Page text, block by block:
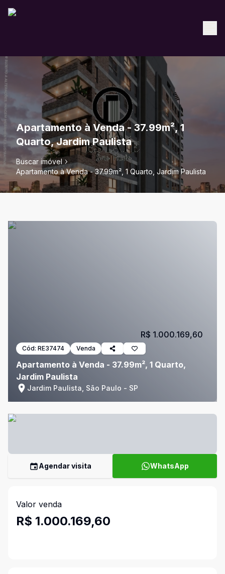
Apartamento à Venda - 37.99m², 1
Quarto, Jardim Paulista
Buscar imóvel
Apartamento à Venda - 37.99m², 1 Quarto, Jardim Paulista
Cód: RE37474 Venda
Apartamento à Venda - 37.99m², 1 Quarto,
Jardim Paulista
Jardim Paulista, São Paulo - SP
R$ 1.000.169,60
Agendar visita WhatsApp
Valor venda
R$ 1.000.169,60